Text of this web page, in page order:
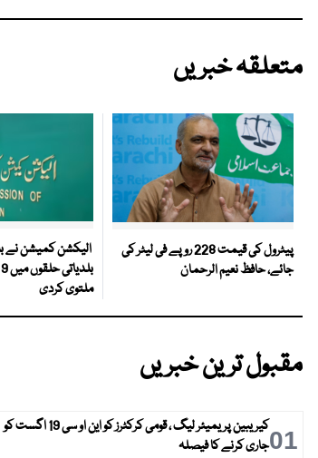
متعلقہ خبریں
پیٹرول کی قیمت 228 روپے فی لیٹر کی
جائے، حافظ نعیم الرحمان
ملتوی کردی
مقبول ترین خبریں
01
کیریبین پریمیئر لیگ ، قومی کرکٹرز کو این او سی 19 اگست کو
جاری کرنے کا فیصلہ